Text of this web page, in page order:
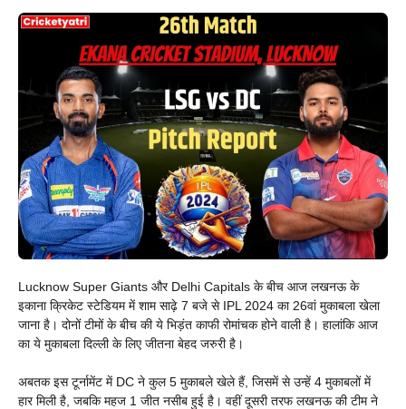
Lucknow Super Giants और Delhi Capitals के बीच आज लखनऊ के
इकाना क्रिकेट स्टेडियम में शाम साढ़े 7 बजे से IPL 2024 का 26वां मुकाबला खेला
जाना है। दोनों टीमों के बीच की ये भिड़ंत काफी रोमांचक होने वाली है। हालांकि आज
का ये मुकाबला दिल्ली के लिए जीतना बेहद जरुरी है।
अबतक इस टूर्नामेंट में DC ने कुल 5 मुकाबले खेले हैं, जिसमें से उन्हें 4 मुकाबलों में
हार मिली है, जबकि महज 1 जीत नसीब हुई है। वहीं दूसरी तरफ लखनऊ की टीम ने